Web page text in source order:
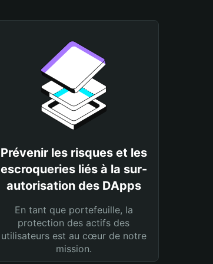
Prévenir les risques et les
escroqueries liés à la sur-
autorisation des DApps
En tant que portefeuille, la
protection des actifs des
utilisateurs est au cœur de notre
mission.